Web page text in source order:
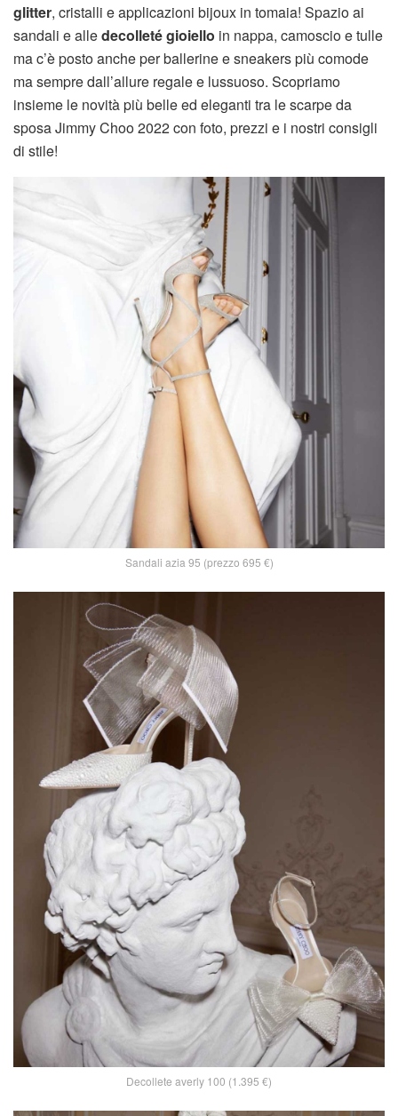
glitter, cristalli e applicazioni bijoux in tomaia! Spazio ai
sandali e alledecolleté gioiello in nappa, camoscio e tulle
ma c’è posto anche per ballerine e sneakers più comode
ma sempre dall’allure regale e lussuoso. Scopriamo
insieme le novità più belle ed eleganti tra le scarpe da
sposa Jimmy Choo 2022 con foto, prezzi e i nostri consigli
di stile!
Sandali azia 95 (prezzo 695 €)
Decollete averly 100 (1.395 €)